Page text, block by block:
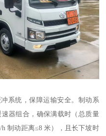
系统，保障运输安全。制动系
器组合，确保满载时（总质量
制动距离≤8 米），且长下坡时